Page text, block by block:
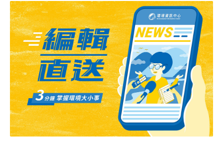
復機能。為了瞭解沙塵如何影響空氣品質，邁阿密大學研
究人員經過檢驗休士頓地區空氣聚集的吸入微粒後發現，
只要非洲出現大型沙塵暴，不久，德州當地吸入微粒測得
的數量就會飆高到平時的兩倍。研究者波拉斯波羅表示，
沙塵本身有幾點相當重要的影響。儘管先前多篇歐洲醫學
研究中心的期刊論文指出，這些「撒哈拉礦物塵」
（Mineral dust）涵蓋的2.5微米以下懸浮微粒，造成心肺
和呼吸道衰弱病人的致死率升高，但對環境暖化和颶風生
成等人禍和天災，卻出現關鍵的抑制作用。主因在於沙塵
充